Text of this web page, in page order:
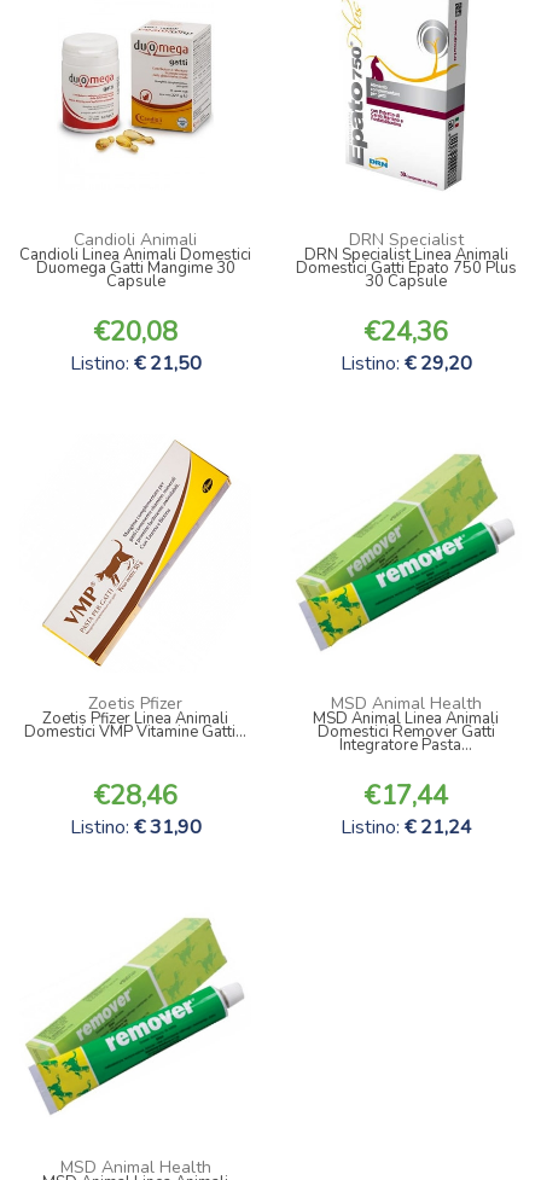
Candioli Animali
Candioli Linea Animali Domestici
Duomega Gatti Mangime 30
Capsule
20,08
Listino: 21,50
DRN Specialist
DRN Specialist Linea Animali
Domestici Gatti Epato 750 Plus
30 Capsule
24,36
Listino: 29,20
Zoetis Pfizer
Zoetis Pfizer Linea Animali
Domestici VMP Vitamine Gatti...
28,46
Listino: 31,90
MSD Animal Health
MSD Animal Linea Animali
Domestici Remover Gatti
Integratore Pasta...
17,44
Listino: 21,24
MSD Animal Health